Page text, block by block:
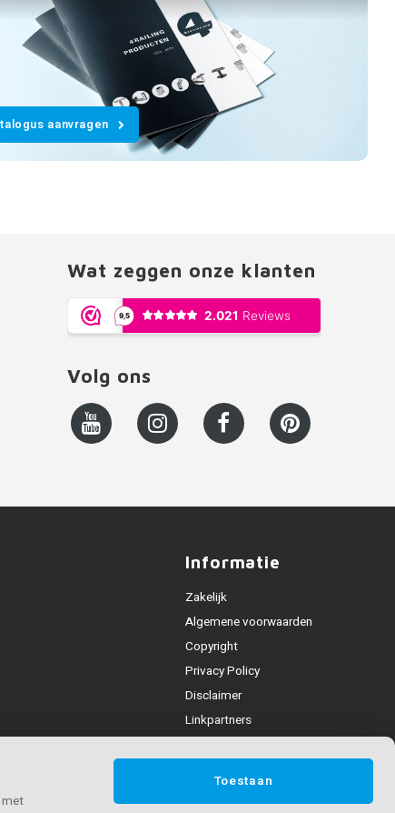
aanvragen
Wat zeggen onze klanten
Volg ons
Informatie
Zakelijk
Algemene voorwaarden
Copyright
Privacy Policy
Disclaimer
Linkpartners
met
Toestaan